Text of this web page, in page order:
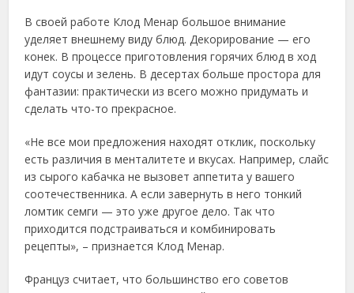
В своей работе Клод Менар большое внимание
уделяет внешнему виду блюд. Декорирование — его
конек. В процессе приготовления горячих блюд в ход
идут соусы и зелень. В десертах больше простора для
фантазии: практически из всего можно придумать и
сделать что-то прекрасное.
«Не все мои предложения находят отклик, поскольку
есть различия в менталитете и вкусах. Например, слайс
из сырого кабачка не вызовет аппетита у вашего
соотечественника. А если завернуть в него тонкий
ломтик семги — это уже другое дело. Так что
приходится подстраиваться и комбинировать
рецепты», – признается Клод Менар.
Француз считает, что большинство его советов